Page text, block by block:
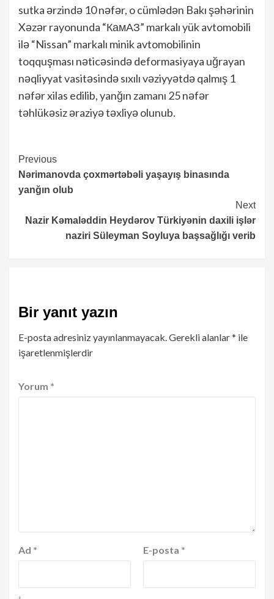
sutka ərzində 10 nəfər, o cümlədən Bakı şəhərinin
Xəzər rayonunda “КамАЗ” markalı yük avtomobili
ilə “Nissan” markalı minik avtomobilinin
toqquşması nəticəsində deformasiyaya uğrayan
nəqliyyat vasitəsində sıxılı vəziyyətdə qalmış 1
nəfər xilas edilib, yanğın zamanı 25 nəfər
təhlükəsiz əraziyə təxliyə olunub.
Continue
Reading
Previous
Nərimanovda çoxmərtəbəli yaşayış binasında
yanğın olub
Next
Nazir Kəmaləddin Heydərov Türkiyənin daxili işlər
naziri Süleyman Soyluya başsağlığı verib
Bir yanıt yazın
E-posta adresiniz yayınlanmayacak. Gerekli alanlar* ile
işaretlenmişlerdir
Yorum *
Ad * E-posta *